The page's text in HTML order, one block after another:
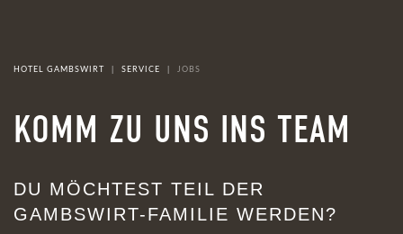
HOTEL GAMBSWIRT SERVICE JOBS
KOMM ZU UNS INS TEAM
DU MÖCHTEST TEIL DER
GAMBSWIRT-FAMILIE WERDEN?